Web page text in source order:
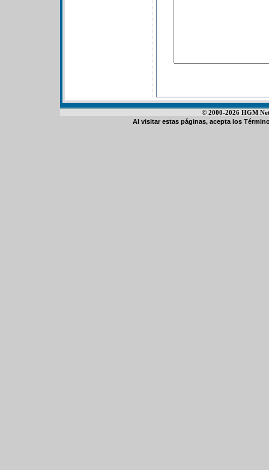
© 2000-2026 HGM
Al visitar estas páginas, acepta los